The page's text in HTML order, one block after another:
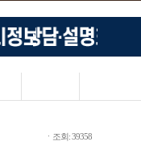
ㆍ조회: 39358